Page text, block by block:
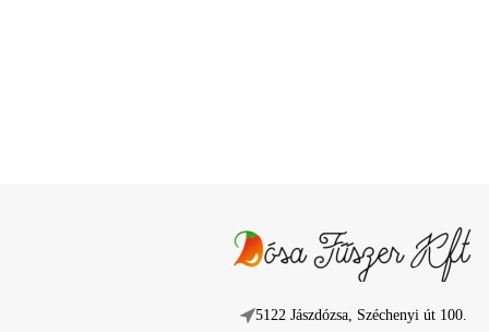
5122 Jászdózsa, Széchenyi út 100.